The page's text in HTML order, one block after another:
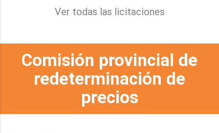
Ver todas las licitaciones
Comisión provincial de
redeterminación de
precios